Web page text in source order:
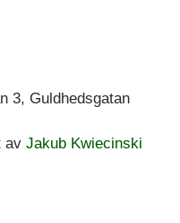
3, Guldhedsgatan
av Jakub Kwiecinski